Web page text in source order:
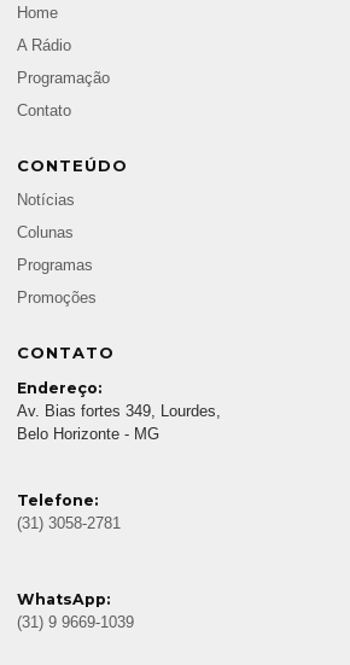
Home
A Rádio
Programação
Contato
CONTEÚDO
Notícias
Colunas
Programas
Promoções
CONTATO
Endereço:
Av. Bias fortes 349, Lourdes,
Belo Horizonte - MG
Telefone:
(31) 3058-2781
WhatsApp:
(31) 9 9669-1039